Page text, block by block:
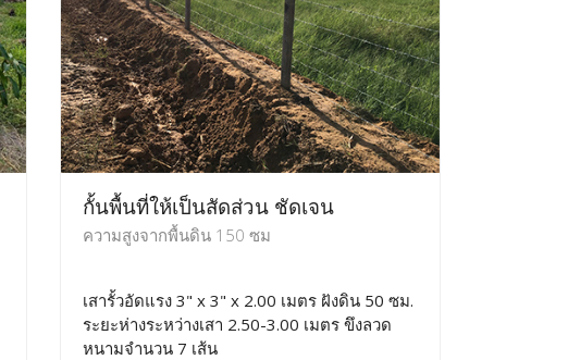
กั้นพื้นที่ให้เป็นสัดส่วน ชัดเจน
ความสูงจากพื้นดิน 150 ซม
เสารั้วอัดแรง 3" x 3" x 2.00 เมตร ฝังดิน 50 ซม.
ระยะห่างระหว่างเสา 2.50-3.00 เมตร ขึงลวด
หนามจำนวน 7 เส้น